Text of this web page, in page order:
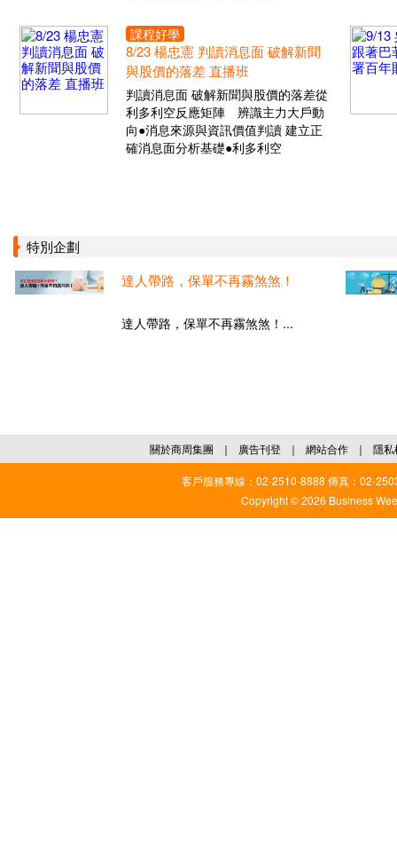
課程好學
8/23 楊忠憲 判讀消息面 破解新聞
與股價的落差 直播班
判讀消息面 破解新聞與股價的落差從
利多利空反應矩陣 辨識主力大戶動
向●消息來源與資訊價值判讀 建立正
確消息面分析基礎●利多利空
特別企劃
達人帶路，保單不再霧煞煞！
達人帶路，保單不再霧煞煞！...
關於商周集團 ｜ 廣告刊登 ｜ 網站合作 ｜ 隱私
客戶服務專線：02-2510-8888 傳真：02-
Copyright © 2026 Business